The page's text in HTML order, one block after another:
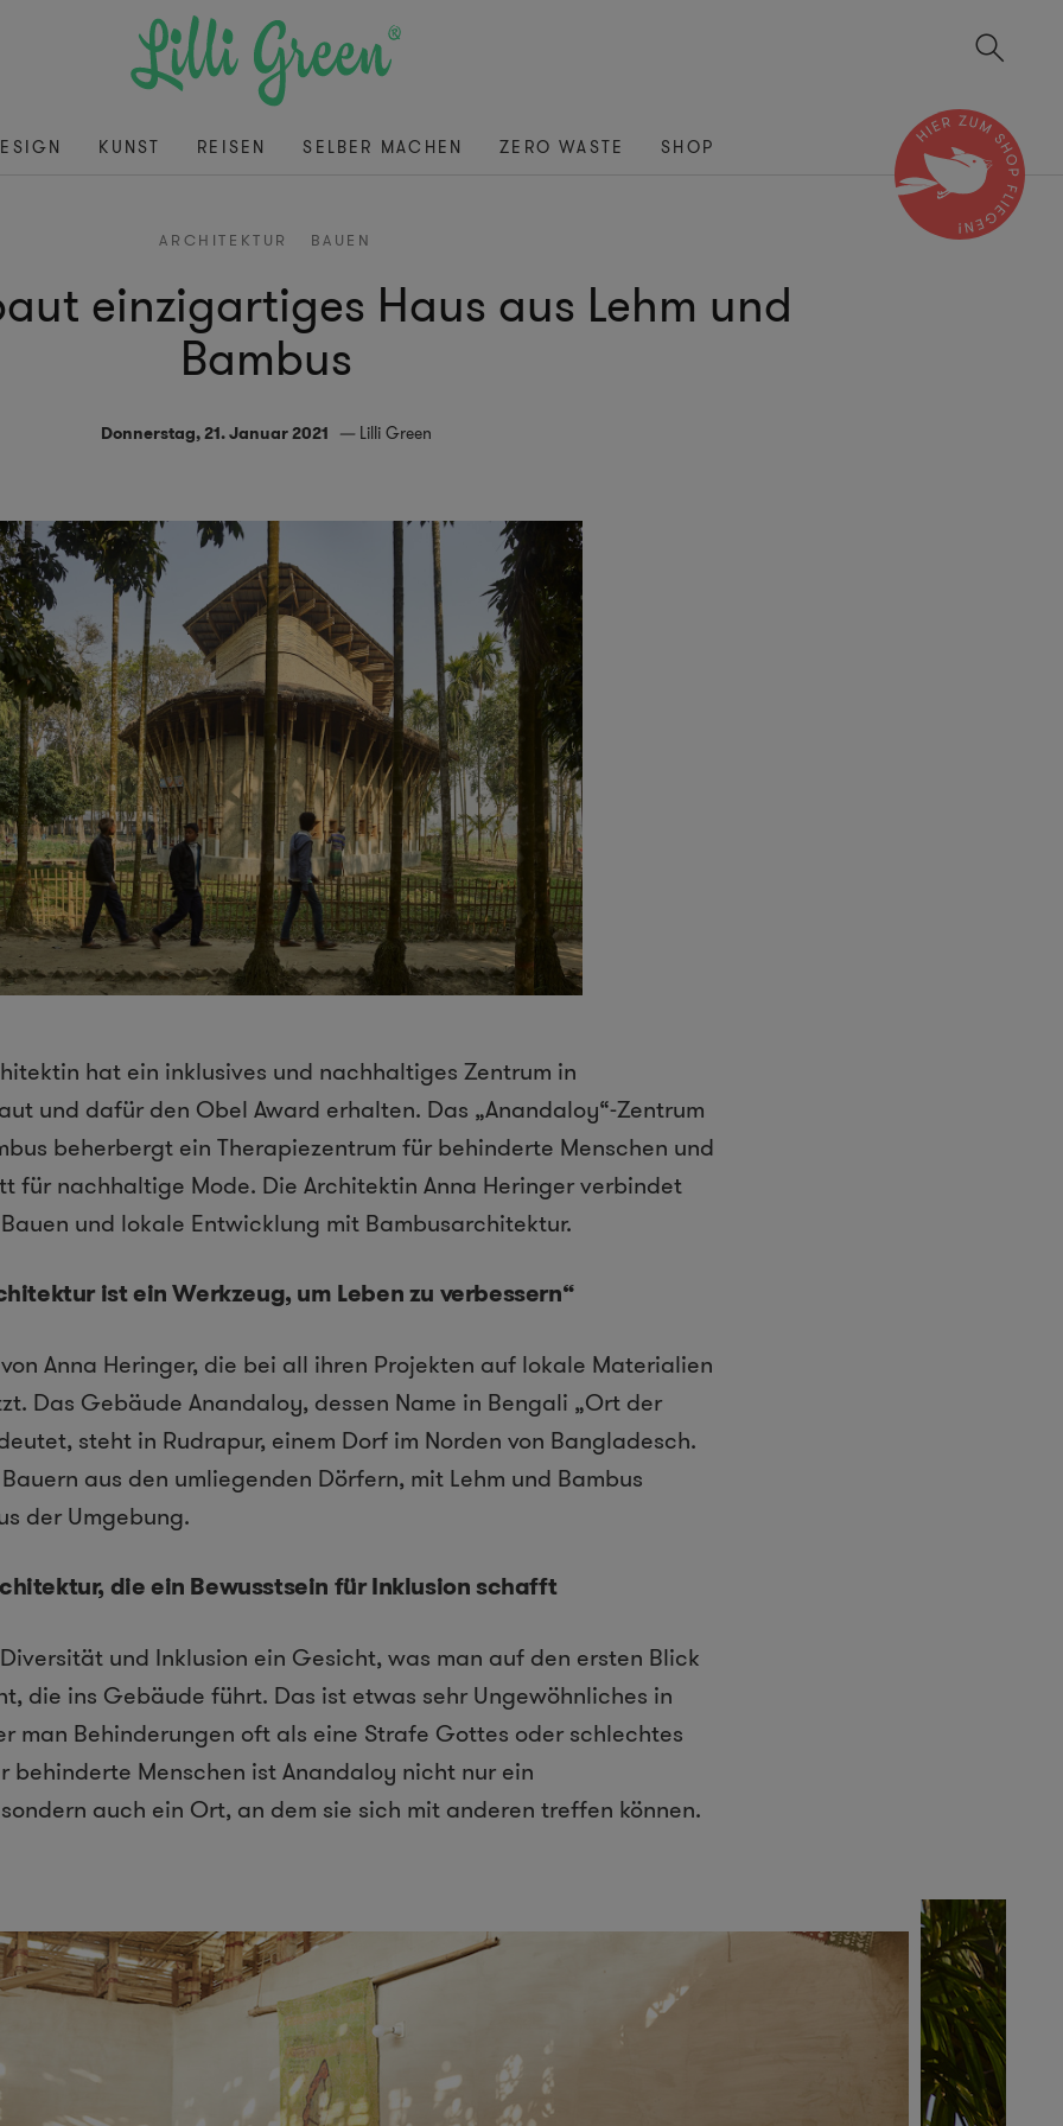
KUNST REISEN SELBER MACHEN ZERO WASTE SHOP
ARCHITEKTUR BAUEN
einzigartiges Haus aus Lehm und
Bambus
Donnerstag, 21. Januar 2021 Lilli Green
hat ein inklusives und nachhaltiges Zentrum in
und dafür den Obel Award erhalten. Das „Anandaloy“-Zentrum
beherbergt ein Therapiezentrum für behinderte Menschen und
für nachhaltige Mode. Die Architektin Anna Heringer verbindet
und lokale Entwicklung mit Bambusarchitektur.
ist ein Werkzeug, um Leben zu verbessern“
Anna Heringer, die bei all ihren Projekten auf lokale Materialien
Das Gebäude Anandaloy, dessen Name in Bengali „Ort der
steht in Rudrapur, einem Dorf im Norden von Bangladesch.
aus den umliegenden Dörfern, mit Lehm und Bambus
der Umgebung.
die ein Bewusstsein für Inklusion schafft
und Inklusion ein Gesicht, was man auf den ersten Blick
die ins Gebäude führt. Das ist etwas sehr Ungewöhnliches in
man Behinderungen oft als eine Strafe Gottes oder schlechtes
behinderte Menschen ist Anandaloy nicht nur ein
auch ein Ort, an dem sie sich mit anderen treffen können.